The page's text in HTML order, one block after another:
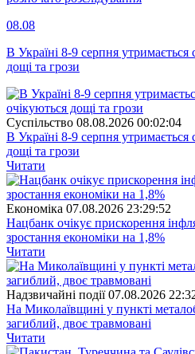
08.08
В Україні 8-9 серпня утримається
дощі та грози
Суспiльство 08.08.2026 00:02:04
В Україні 8-9 серпня утримається
дощі та грози
Читати
Економіка 07.08.2026 23:29:52
Нацбанк очікує прискорення
зростання економіки на 1,8%
Читати
Надзвичайні події 07.08.2026
На Миколаївщині у пункті
загиблий, двоє травмовані
Читати